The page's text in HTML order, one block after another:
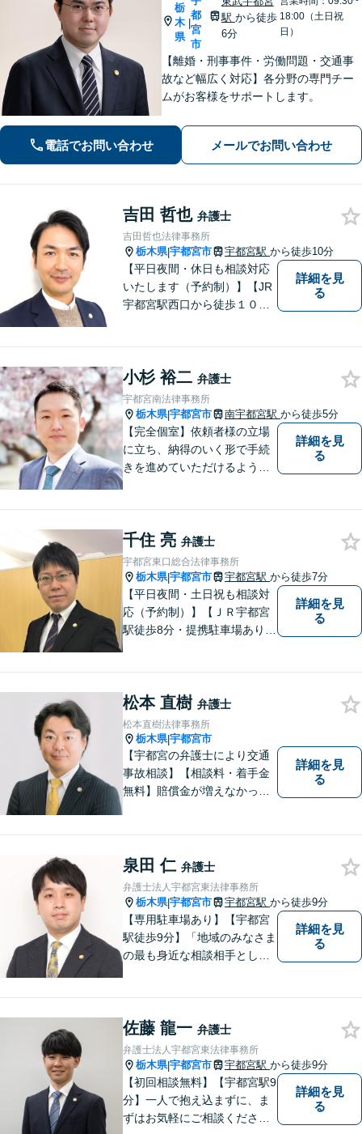
栃
木
県
|
都
宮
市
駅 から徒歩
6分
18:00（土日祝
日）
【離婚・刑事事件・労働問題・交通事
故など幅広く対応】各分野の専門チー
ムがお客様をサポートします。
電話でお問い合わせ メールでお問い合わせ
吉田 哲也 弁護士
吉田哲也法律事務所
栃木県|宇都宮市 宇都宮駅 から徒歩10分
【平日夜間・休日も相談対応
いたします（予約制）】【JR
宇都宮駅西口から徒歩１０
に対応いたします。ぜひ一度
ご相談ください。
詳細を見
る
小杉 裕二 弁護士
宇都宮南法律事務所
栃木県|宇都宮市 南宇都宮駅 から徒歩5分
【完全個室】依頼者様の立場
に立ち、納得のいく形で手続
きを進めていただけるよう、
識し、常に誠実で真摯な対応
を心掛けています。【南宇都
宮駅5分】
詳細を見
る
千住 亮 弁護士
宇都宮東口総合法律事務所
栃木県|宇都宮市 宇都宮駅 から徒歩7分
【平日夜間・土日祝も相談対
応（予約制）】【ＪＲ宇都宮
駅徒歩8分・提携駐車場あり】
合わせください。
詳細を見
る
松本 直樹 弁護士
松本直樹法律事務所
栃木県|宇都宮市
【宇都宮の弁護士により交通
事故相談】【相談料・着手金
無料】賠償金が増えなかった
う強い思いから，交通事故問
題に積極的に取り組んでいま
す。お気軽にお問い合わせく
ださい。
詳細を見
る
泉田 仁 弁護士
弁護士法人宇都宮東法律事務所
栃木県|宇都宮市 宇都宮駅 から徒歩9分
【専用駐車場あり】【宇都宮
駅徒歩9分】「地域のみなさま
の最も身近な相談相手として
通事故／遺産相続／借金問題
／企業法務／離婚問題などさ
まざまな分野に力を入れてお
ります。
詳細を見
る
佐藤 龍一 弁護士
弁護士法人宇都宮東法律事務所
栃木県|宇都宮市 宇都宮駅 から徒歩9分
【初回相談無料】【宇都宮駅9
分】一人で抱え込まずに、ま
ずはお気軽にご相談くださ
詳細を見
る